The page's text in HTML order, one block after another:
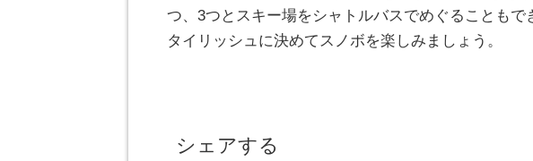
つ、3つとスキー場をシャトルバスでめぐることもで
タイリッシュに決めてスノボを楽しみましょう。
シェアする